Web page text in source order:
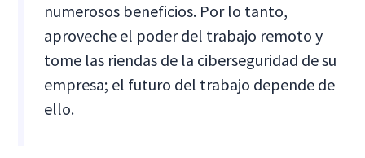
numerosos beneficios. Por lo tanto,
aproveche el poder del trabajo remoto y
tome las riendas de la ciberseguridad de su
empresa; el futuro del trabajo depende de
ello.